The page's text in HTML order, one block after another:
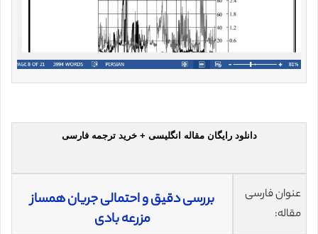
دانلود رایگان مقاله انگلیسی + خرید ترجمه فارسی
عنوان فارسی
مقاله:
بررسی دقیق و احتمالی جریان همساز
مزرعه بادی